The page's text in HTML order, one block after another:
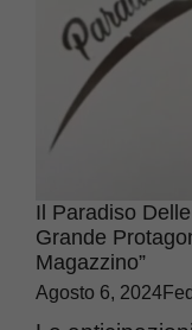
Il Paradiso
Grande
Magazzino”
Agosto 6, 2024